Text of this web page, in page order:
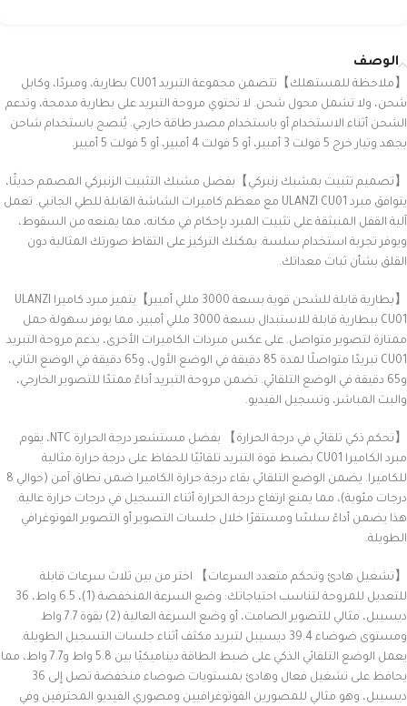
الوصف
【ملاحظة للمستهلك】تتضمن مجموعة التبريد CU01 بطارية، ومبردًا، وكابل
شحن، ولا تشمل محول شحن. لا تحتوي مروحة التبريد على بطارية مدمجة، وتدعم
الشحن أثناء الاستخدام أو باستخدام مصدر طاقة خارجي. يُنصح باستخدام شاحن
بجهد وتيار خرج 5 فولت 3 أمبير، أو 5 فولت 4 أمبير، أو 5 فولت 5 أمبير.
【تصميم تثبيت بمشبك زنبركي】بفضل مشبك التثبيت الزنبركي المصمم حديثًا،
يتوافق مبرد ULANZI CU01 مع معظم كاميرات الشاشة القابلة للطي الجانبي. تعمل
آلية القفل المنبثقة على تثبيت المبرد بإحكام في مكانه، مما يمنعه من السقوط،
ويوفر تجربة استخدام سلسة. يمكنك التركيز على التقاط صورتك المثالية دون
القلق بشأن ثبات معداتك.
【بطارية قابلة للشحن قوية بسعة 3000 مللي أمبير】يتميز مبرد كاميرا ULANZI
CU01 ببطارية قابلة للاستبدال بسعة 3000 مللي أمبير، مما يوفر سهولة حمل
ممتازة لتصوير متواصل. على عكس مبردات الكاميرات الأخرى، يدعم مروحة التبريد
CU01 تبريدًا متواصلًا لمدة 85 دقيقة في الوضع الأول، و65 دقيقة في الوضع الثاني،
و65 دقيقة في الوضع التلقائي. تضمن مروحة التبريد أداءً ممتدًا للتصوير الخارجي،
والبث المباشر، وتسجيل الفيديو.
【تحكم ذكي تلقائي في درجة الحرارة】 بفضل مستشعر درجة الحرارة NTC، يقوم
مبرد الكاميرا CU01 بضبط قوة التبريد تلقائيًا للحفاظ على درجة حرارة مثالية
للكاميرا. يضمن الوضع التلقائي بقاء درجة حرارة الكاميرا ضمن نطاق آمن (حوالي 8
درجات مئوية)، مما يمنع ارتفاع درجة الحرارة أثناء التسجيل في درجات حرارة عالية.
هذا يضمن أداءً سلسًا ومستقرًا خلال جلسات التصوير أو التصوير الفوتوغرافي
الطويلة.
【تشغيل هادئ وتحكم متعدد السرعات】 اختر من بين ثلاث سرعات قابلة
للتعديل للمروحة لتناسب احتياجاتك: وضع السرعة المنخفضة (1)، 6.5 واط، 36
ديسيبل، مثالي للتصوير الصامت، أو وضع السرعة العالية (2) بقوة 7.7 واط
ومستوى ضوضاء 39.4 ديسيبل لتبريد مكثف أثناء جلسات التسجيل الطويلة.
يعمل الوضع التلقائي الذكي على ضبط الطاقة ديناميكيًا بين 5.8 واط و7.7 واط، مما
يحافظ على تشغيل فعال وهادئ بمستويات ضوضاء منخفضة تصل إلى 36
ديسيبل، وهو مثالي للمصورين الفوتوغرافيين ومصوري الفيديو المحترفين وفي